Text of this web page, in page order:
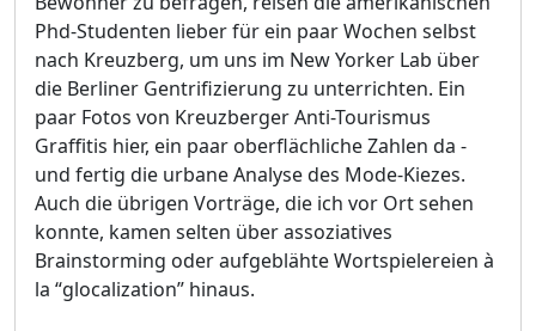
Phd-Studenten lieber für ein paar Wochen selbst
nach Kreuzberg, um uns im New Yorker Lab über
die Berliner Gentrifizierung zu unterrichten. Ein
paar Fotos von Kreuzberger Anti-Tourismus
Graffitis hier, ein paar oberflächliche Zahlen da -
und fertig die urbane Analyse des Mode-Kiezes.
Auch die übrigen Vorträge, die ich vor Ort sehen
konnte, kamen selten über assoziatives
Brainstorming oder aufgeblähte Wortspielereien à
la “glocalization” hinaus.